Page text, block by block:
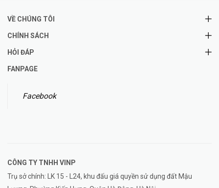
VỀ CHÚNG TÔI
CHÍNH SÁCH
HỎI ĐÁP
FANPAGE
Facebook
CÔNG TY TNHH VINP
Trụ sở chính: LK 15 - L24, khu đấu giá quyền sử dụng đất Mậu